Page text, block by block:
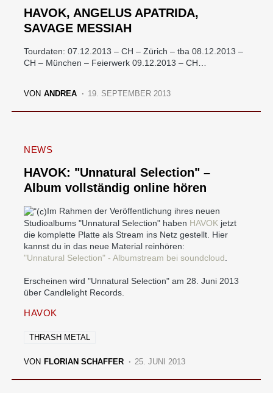
HAVOK, ANGELUS APATRIDA,
SAVAGE MESSIAH
Tourdaten: 07.12.2013 – CH – Zürich – tba 08.12.2013 –
CH – München – Feierwerk 09.12.2013 – CH…
VON ANDREA 19. SEPTEMBER 2013
NEWS
HAVOK: "Unnatural Selection" –
Album vollständig online hören
Im Rahmen der Veröffentlichung ihres neuen
Studioalbums "Unnatural Selection" haben HAVOK jetzt
die komplette Platte als Stream ins Netz gestellt. Hier
kannst du in das neue Material reinhören:
"Unnatural Selection" - Albumstream bei soundcloud
Erscheinen wird "Unnatural Selection" am 28. Juni 2013
über Candlelight Records.
HAVOK
THRASH METAL
VON FLORIAN SCHAFFER 25. JUNI 2013